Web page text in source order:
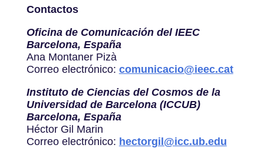
Contactos
Oficina de Comunicación del IEEC
Barcelona, España
Ana Montaner Pizà
Correo electrónico: comunicacio@ieec.cat
Instituto de Ciencias del Cosmos de la
Universidad de Barcelona (ICCUB)
Barcelona, España
Héctor Gil Marin
Correo electrónico: hectorgil@icc.ub.edu